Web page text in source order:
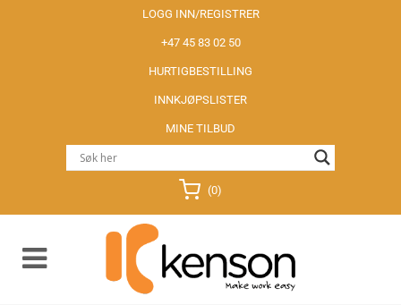
LOGG INN/REGISTRER
+47 45 83 02 50
HURTIGBESTILLING
INNKJØPSLISTER
MINE TILBUD
(0)